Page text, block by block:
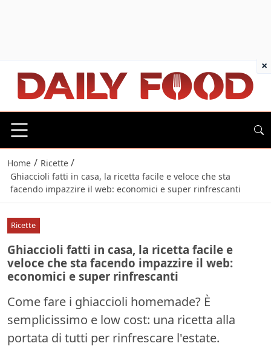
Home / Ricette /
Ghiaccioli fatti in casa, la ricetta facile e veloce che sta
facendo impazzire il web: economici e super rinfrescanti
Ricette
Ghiaccioli fatti in casa, la ricetta facile e
veloce che sta facendo impazzire il web:
economici e super rinfrescanti
Come fare i ghiaccioli homemade? È
semplicissimo e low cost: una ricetta alla
portata di tutti per rinfrescare l'estate.
×